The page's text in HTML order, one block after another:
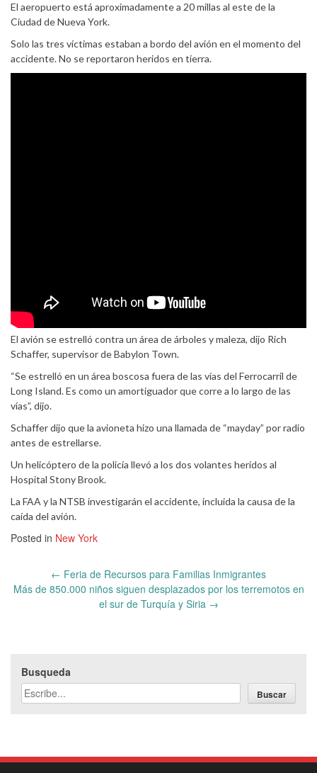
El aeropuerto está aproximadamente a 20 millas al este de la
Ciudad de Nueva York.
Solo las tres víctimas estaban a bordo del avión en el momento del
accidente. No se reportaron heridos en tierra.
El avión se estrelló contra un área de árboles y maleza, dijo Rich
Schaffer, supervisor de Babylon Town.
“Se estrelló en un área boscosa fuera de las vías del Ferrocarril de
Long Island. Es como un amortiguador que corre a lo largo de las
vías”, dijo.
Schaffer dijo que la avioneta hizo una llamada de “mayday” por radio
antes de estrellarse.
Un helicóptero de la policía llevó a los dos volantes heridos al
Hospital Stony Brook.
La FAA y la NTSB investigarán el accidente, incluida la causa de la
caída del avión.
Posted in New York
navigation
← Feria de Recursos para Familias Inmigrantes
Más de 850.000 niños siguen desplazados por los terremotos en
el sur de Turquía y Siria →
Busqueda
Buscar